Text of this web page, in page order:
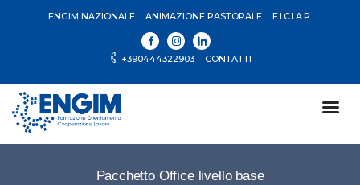
ENGIM NAZIONALE ANIMAZIONE PASTORALE F.I.C.I.A.P.
+390444322903 CONTATTI
Pacchetto Office livello base